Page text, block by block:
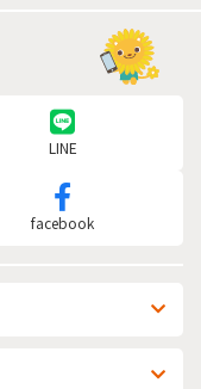
LINE
facebook